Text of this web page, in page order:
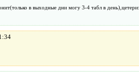
в выходные дни могу 3-4 табл в